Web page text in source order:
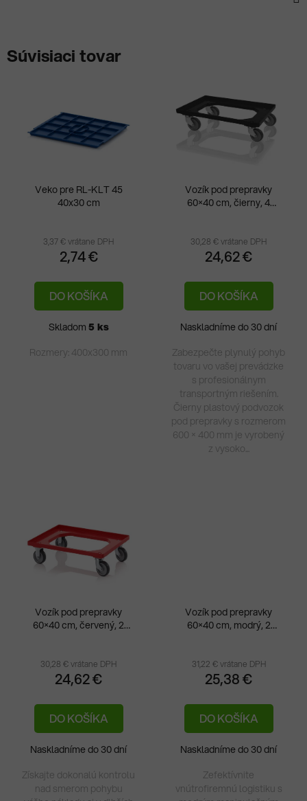
Súvisiaci tovar
Veko pre RL-KLT 45
40x30 cm
3,37 € vrátane DPH
2,74 €
DO KOŠÍKA
Skladom 5 ks
Rozmery: 400x300 mm
Vozík pod prepravky
60×40 cm, čierny, 4
30,28 € vrátane DPH
24,62 €
DO KOŠÍKA
Naskladníme do 30 dní
Zabezpečte plynulý pohyb
tovaru vo vašej prevádzke
s profesionálnym
transportným riešením.
Čierny plastový podvozok
pod prepravky s rozmerom
600 × 400 mm je vyrobený
z vysoko...
Vozík pod prepravky
60×40 cm, červený, 2
hviezdičiek.
30,28 € vrátane DPH
24,62 €
DO KOŠÍKA
Naskladníme do 30 dní
Získajte dokonalú kontrolu
nad smerom pohybu
Vozík pod prepravky
60×40 cm, modrý, 2
31,22 € vrátane DPH
25,38 €
DO KOŠÍKA
Naskladníme do 30 dní
Zefektívnite
vnútrofiremnú logistiku s